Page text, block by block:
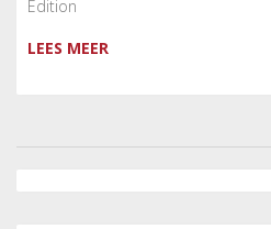
Edition
LEES MEER